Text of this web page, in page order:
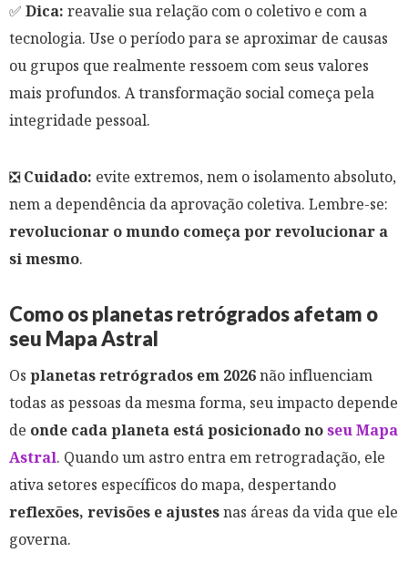
✅ Dica: reavalie sua relação com o coletivo e com a
tecnologia. Use o período para se aproximar de causas
ou grupos que realmente ressoem com seus valores
mais profundos. A transformação social começa pela
integridade pessoal.
❎Cuidado: evite extremos, nem o isolamento absoluto,
nem a dependência da aprovação coletiva. Lembre-se:
revolucionar o mundo começa por revolucionar a
si mesmo.
Como os planetas retrógrados afetam o
seu Mapa Astral
Os planetas retrógrados em 2026não influenciam
todas as pessoas da mesma forma, seu impacto depende
de onde cada planeta está posicionado noseu Mapa
Astral. Quando um astro entra em retrogradação, ele
ativa setores específicos do mapa, despertando
reflexões, revisões e ajustesnas áreas da vida que ele
governa.